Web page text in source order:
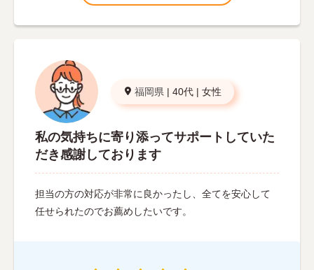
福岡県 | 40代 | 女性
私の気持ちに寄り添ってサポートしていた
だき感謝しております
担当の方の対応が非常に良かったし、全てを安心して
任せられたのでお薦めしたいです。